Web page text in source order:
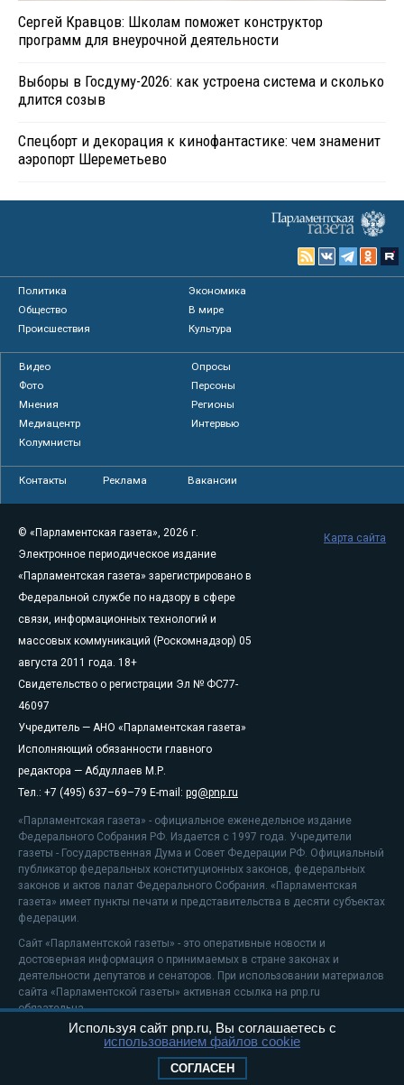
Сергей Кравцов: Школам поможет конструктор
программ для внеурочной деятельности
Выборы в Госдуму-2026: как устроена система и сколько
длится созыв
Спецборт и декорация к кинофантастике: чем знаменит
аэропорт Шереметьево
Политика
Экономика
Общество
В мире
Происшествия
Культура
Видео
Опросы
Фото
Персоны
Мнения
Регионы
Медиацентр
Интервью
Колумнисты
Контакты Реклама Вакансии
© «Парламентская газета», 2026 г.
Электронное периодическое издание
«Парламентская газета» зарегистрировано в
Федеральной службе по надзору в сфере
связи, информационных технологий и
массовых коммуникаций (Роскомнадзор) 05
августа 2011 года. 18+
Свидетельство о регистрации Эл № ФС77-
46097
Учредитель — АНО «Парламентская газета»
Исполняющий обязанности главного
редактора — Абдуллаев М.Р.
Тел.: +7 (495) 637–69–79 E-mail: pg@pnp.ru
«Парламентская газета» - официальное еженедельное издание
Федерального Собрания РФ. Издается с 1997 года. Учредители
газеты - Государственная Дума и Совет Федерации РФ. Официальный
публикатор федеральных конституционных законов, федеральных
законов и актов палат Федерального Собрания. «Парламентская
газета» имеет пункты печати и представительства в десяти субъектах
федерации.
Сайт «Парламентской газеты» - это оперативные новости и
достоверная информация о принимаемых в стране законах и
деятельности депутатов и сенаторов. При использовании материалов
сайта «Парламентской газеты» активная ссылка на pnp.ru
обязательна.
На информационном ресурсе применяютсярекомендательные
Положение о защите персональных данных
Карта сайта
Используя сайт pnp.ru, Вы соглашаетесь с
использованием файлов cookie
СОГЛАСЕН